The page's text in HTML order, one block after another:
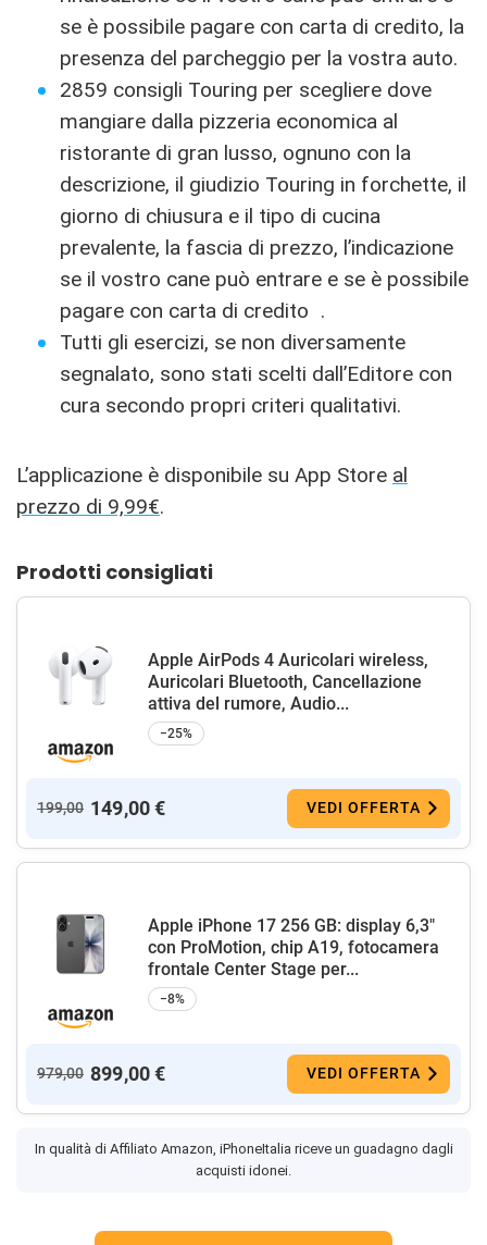
se è possibile pagare con carta di credito, la
presenza del parcheggio per la vostra auto.
2859 consigli Touring per scegliere dove
mangiare dalla pizzeria economica al
ristorante di gran lusso, ognuno con la
descrizione, il giudizio Touring in forchette, il
giorno di chiusura e il tipo di cucina
prevalente, la fascia di prezzo, l’indicazione
se il vostro cane può entrare e se è possibile
pagare con carta di credito .
Tutti gli esercizi, se non diversamente
segnalato, sono stati scelti dall’Editore con
cura secondo propri criteri qualitativi.
L’applicazione è disponibile su App Store al
prezzo di 9,99€.
Prodotti consigliati
Apple AirPods 4 Auricolari wireless,
Auricolari Bluetooth, Cancellazione
attiva del rumore, Audio...
−25%
199,00 149,00 € VEDI OFFERTA
Apple iPhone 17 256 GB: display 6,3"
con ProMotion, chip A19, fotocamera
frontale Center Stage per...
−8%
979,00 899,00 € VEDI OFFERTA
In qualità di Affiliato Amazon, iPhoneItalia riceve un guadagno dagli
acquisti idonei.